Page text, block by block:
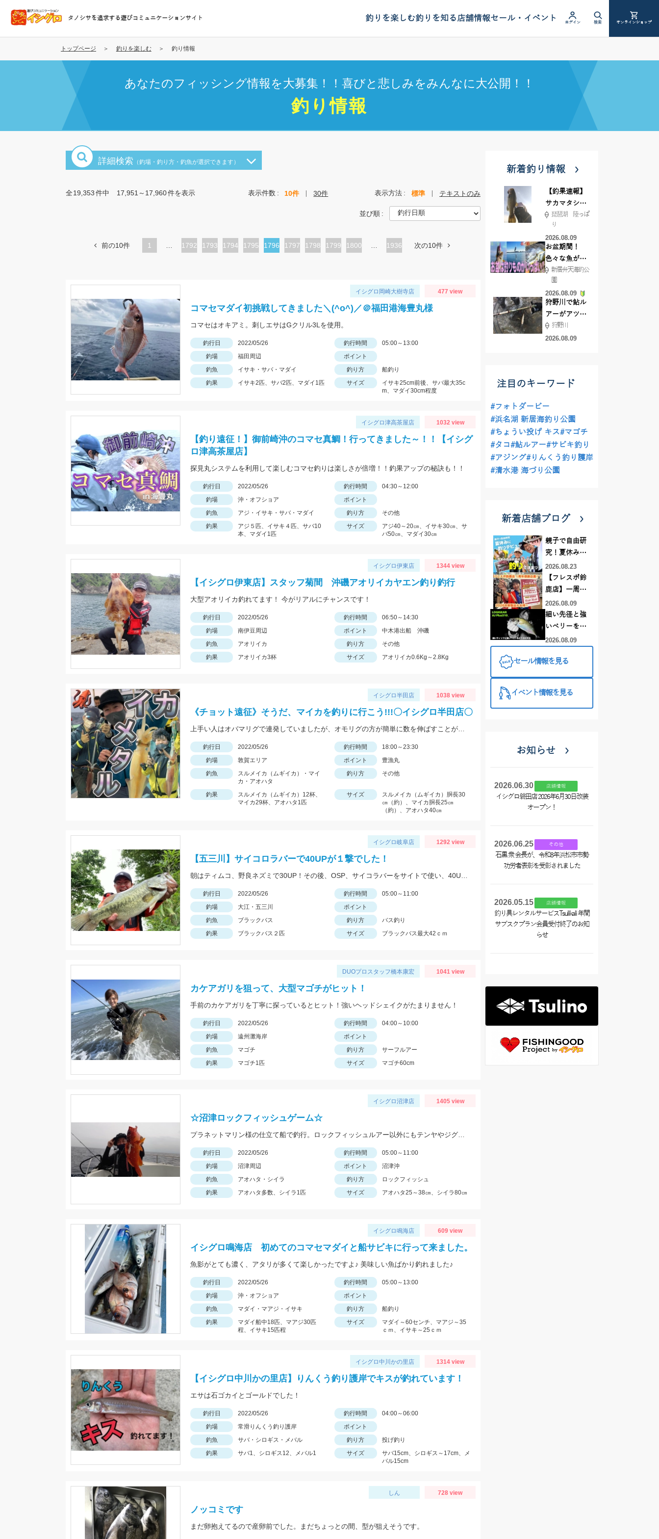
コ
テ
タノシサを追求する遊びコミュニケーションサイト 釣りを楽しむ釣りを知る店舗情報セール・イベント ログイン 検索 オンラインショップ
トップページ 釣りを楽しむ 釣り情報
あなたのフィッシング情報を大募集！！喜びと悲しみをみんなに大公開！！
釣り情報
詳細検索 （釣場・釣り方・釣魚が選択できます）
全19,353件中 17,951～17,960件を表示 表示件数 10件 30件 表示方法 標準 テキストのみ
並び順
前の10件 1
ペ
1792
ペ
1793
ペ
1794
ペ
1795
カ
ペ
1796
ペ
1797
ペ
1798
ペ
1799
ペ
1800 1936 次の10件
イシグロ岡崎大樹寺店 477 view
コマセマダイ初挑戦してきました＼(^o^)／＠福田港海豊丸様
コマセはオキアミ。刺しエサはGクリル3Lを使用。
釣行日 2022/05/26 釣行時間
05:00～13:00
釣場
福田周辺
ポイント
釣魚
イサキ・サバ・マダイ 釣り方
船釣り
釣果
イサキ2匹、サバ2匹、マダイ1匹 サイズ
イサキ25cm前後、サバ最大35c
m、マダイ30cm程度
イシグロ津高茶屋店 1032 view
【釣り遠征！】御前崎沖のコマセ真鯛！行ってきました～！！【イシグ
ロ津高茶屋店】
探見丸システムを利用して楽しむコマセ釣りは楽しさが倍増！！釣果アップの秘訣も！！
釣行日 2022/05/26 釣行時間
04:30～12:00
釣場
沖・オフショア
ポイント
釣魚
アジ・イサキ・サバ・マダイ 釣り方
その他
釣果
アジ５匹、イサキ４匹、サバ10
本、マダイ1匹
サイズ
アジ40～20㎝、イサキ30㎝、サ
バ50㎝、マダイ30㎝
イシグロ伊東店 1344 view
【イシグロ伊東店】スタッフ菊間 沖磯アオリイカヤエン釣り釣行
大型アオリイカ釣れてます！ 今がリアルにチャンスです！
釣行日 2022/05/26 釣行時間
06:50～14:30
釣場
南伊豆周辺 ポイント
中木港出船 沖磯
釣魚
アオリイカ 釣り方
その他
釣果
アオリイカ3杯 サイズ アオリイカ0.6Kg～2.8Kg
イシグロ半田店 1038 view
《チョット遠征》そうだ、マイカを釣りに行こう!!!〇イシグロ半田店〇
釣行日 2022/05/26 釣行時間
18:00～23:30
釣場
敦賀エリア ポイント
豊漁丸
釣魚
スルメイカ（ムギイカ）・マイ
カ・アオハタ
釣り方 その他
釣果
スルメイカ（ムギイカ）12杯、
マイカ29杯、アオハタ1匹
サイズ
スルメイカ（ムギイカ）胴長30
㎝（約）、マイカ胴長25㎝
（約）、アオハタ40㎝
イシグロ岐阜店 1292 view
【五三川】サイコロラバーで40UPが１撃でした！
釣行日 2022/05/26 釣行時間
05:00～11:00
釣場
大江・五三川
ポイント
釣魚
ブラックバス 釣り方
バス釣り
釣果
ブラックバス２匹 サイズ ブラックバス最大42ｃｍ
DUOプロスタッフ橋本康宏 1041 view
カケアガリを狙って、大型マゴチがヒット！
手前のカケアガリを丁寧に探っているとヒット！強いヘッドシェイクがたまりません！
釣行日 2022/05/26 釣行時間
04:00～10:00
釣場
遠州灘海岸
ポイント
釣魚
マゴチ 釣り方
サーフルアー
釣果
マゴチ1匹 サイズ マゴチ60cm
イシグロ沼津店 1405 view
☆沼津ロックフィッシュゲーム☆
釣行日 2022/05/26 釣行時間
05:00～11:00
釣場
沼津周辺 ポイント
沼津沖
釣魚
アオハタ・シイラ 釣り方
ロックフィッシュ
釣果
アオハタ多数、シイラ1匹 サイズ アオハタ25～38㎝、シイラ80㎝
イシグロ鳴海店 609 view
イシグロ鳴海店 初めてのコマセマダイと船サビキに行って来ました。
魚影がとても濃く、アタリが多くて楽しかったですよ♪ 美味しい魚ばかり釣れました♪
釣行日 2022/05/26 釣行時間
05:00～13:00
釣場
沖・オフショア
ポイント
釣魚
マダイ・マアジ・イサキ 釣り方
船釣り
釣果
マダイ船中18匹、マアジ30匹
程、イサキ15匹程
サイズ
マダイ～60センチ、マアジ～35
ｃｍ、イサキ～25ｃｍ
イシグロ中川かの里店 1314 view
【イシグロ中川かの里店】りんくう釣り護岸でキスが釣れています！
エサは石ゴカイとゴールドでした！
釣行日 2022/05/26 釣行時間
04:00～06:00
釣場
常滑りんくう釣り護岸
ポイント
釣魚
サバ・シロギス・メバル 釣り方
投げ釣り
釣果
サバ1、シロギス12、メバル1 サイズ
サバ15cm、シロギス～17cm、メ
バル15cm
しん 728 view
ノッコミです
まだ卵抱えてるので産卵前でした。まだちょっとの間、型が狙えそうです。
新着釣り情報
【釣果速報】
サカマタシャ
ッド6インチ
で50ジャスト
ゲット!!
琵琶湖 陸っぱ
り
2026.08.09
お盆期間！
色々な魚が沢
山釣れてます
よ！
新居弁天海釣公
園
2026.08.09
狩野川で鮎ル
アーがアツ
い！！
狩野川
2026.08.09
注目のキーワード
#フォトダービー
#浜名湖 新居海釣り公園
#ちょうい投げ キス#マゴチ
#タコ#鮎ルアー#サビキ釣り
#アジング#りんくう釣り護岸
#清水港 海づり公園
新着店舗ブログ
親子で自由研
究！夏休みに
釣りデビュー
2026.08.23
【フレスポ鈴
鹿店】一周年
記念セール開
催中！新製品
ルアーロッド
もお買い
得！！！
2026.08.09
細い先径と強
いベリーをど
う活かすか |
プラス510の
2026.08.09
セール情報を見る
イベント情報を見る
お知らせ
2026.06.30 店舗情報
イシグロ磐田店 2026年6月30日改装
オープン！
2026.06.25 その他
石黒 衆 会長が、令和8年浜松市市勢
功労者表彰を受彰されました
2026.05.15 店舗情報
釣り具レンタルサービスTsulikali 年間
サブスクプラン会員受付終了のお知
らせ